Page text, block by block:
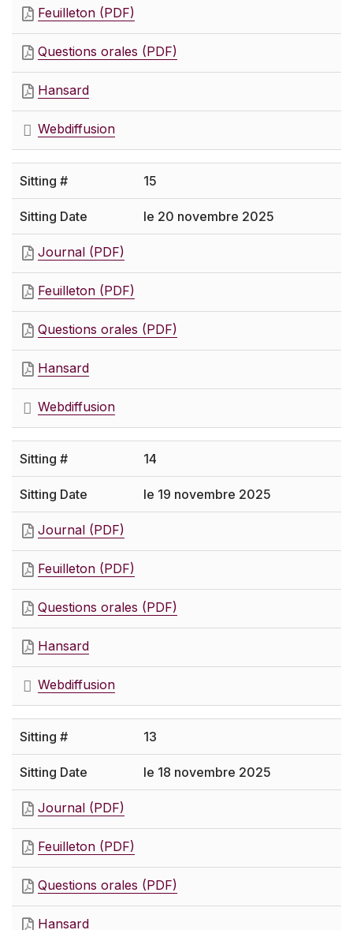
Feuilleton (PDF)
Questions orales (PDF)
Hansard
Webdiffusion
15
le 20 novembre 2025
Journal (PDF)
Feuilleton (PDF)
Questions orales (PDF)
Hansard
Webdiffusion
14
le 19 novembre 2025
Journal (PDF)
Feuilleton (PDF)
Questions orales (PDF)
Hansard
Webdiffusion
13
le 18 novembre 2025
Journal (PDF)
Feuilleton (PDF)
Questions orales (PDF)
Hansard